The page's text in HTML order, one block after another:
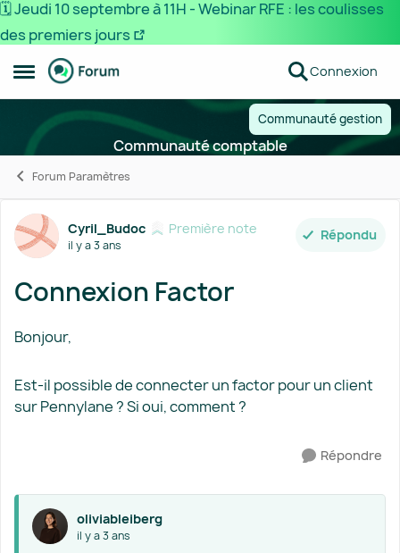
🗓️ Jeudi 10 septembre à 11H - Webinar RFE : les coulisses
des premiers jours
Ouvrir Menu Latéral
Passer au contenu Connexion
Communauté gestion
Communauté comptable
Forum Paramètres
Forum Discussion
Cyril_Budoc Première note
il y a 3 ans
Répondu
Connexion Factor
Bonjour,
Est-il possible de connecter un factor pour un client
sur Pennylane ? Si oui, comment ?
Répondre
oliviableiberg
il y a 3 ans